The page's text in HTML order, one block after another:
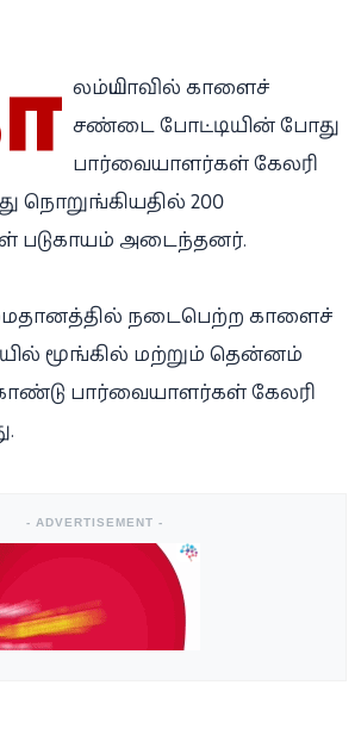
லம்பியாவில் காளைச்
சண்டை போட்டியின் போது
பார்வையாளர்கள் கேலரி
நொறுங்கியதில் 200
படுகாயம் அடைந்தனர்.
மைதானத்தில் நடைபெற்ற காளைச்
மூங்கில் மற்றும் தென்னம்
பார்வையாளர்கள் கேலரி
- ADVERTISEMENT -